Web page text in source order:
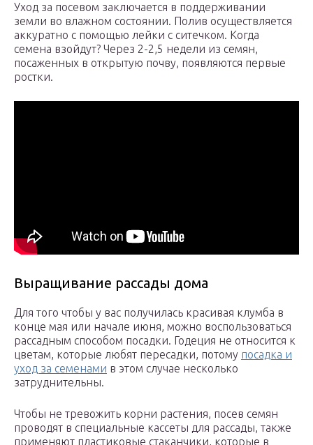
Уход за посевом заключается в поддерживании
земли во влажном состоянии. Полив осуществляется
аккуратно с помощью лейки с ситечком. Когда
семена взойдут? Через 2-2,5 недели из семян,
посаженных в открытую почву, появляются первые
ростки.
Выращивание рассады дома
Для того чтобы у вас получилась красивая клумба в
конце мая или начале июня, можно воспользоваться
рассадным способом посадки. Годеция не относится к
цветам, которые любят пересадки, потому посадка и
уход за семенами в этом случае несколько
затруднительны.
Чтобы не тревожить корни растения, посев семян
проводят в специальные кассеты для рассады, также
применяют пластиковые стаканчики, которые в